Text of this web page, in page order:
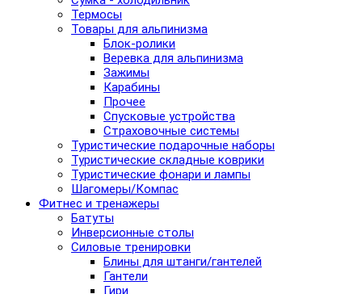
Термосы
Товары для альпинизма
Блок-ролики
Веревка для альпинизма
Зажимы
Карабины
Прочее
Спусковые устройства
Страховочные системы
Туристические подарочные наборы
Туристические складные коврики
Туристические фонари и лампы
Шагомеры/Компас
Фитнес и тренажеры
Батуты
Инверсионные столы
Силовые тренировки
Блины для штанги/гантелей
Гантели
Гири